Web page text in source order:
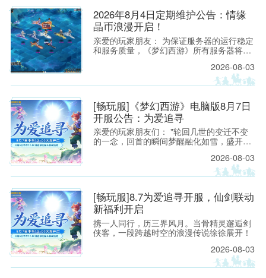
站 - 网
易西游
2026年8月4日定期维护公告：情缘
晶币浪漫开启！
亲爱的玩家朋友： 为保证服务器的运行稳定
和服务质量，《梦幻西游》所有服务器将于
的维护工作。预计维护时间为上午8:00至9:3
0，请各位玩家相互转告，并提前留意游戏
时间，以免造成不必要的损失。
2026-08-03
[畅玩服]《梦幻西游》电脑版8月7日
开服公告：为爱追寻
亲爱的玩家朋友们： "轮回几世的变迁不变
的一念，回首的瞬间梦醒融化如雪，盛开为
每一位曾初入建邺城、流连于长安城烟火中
的少侠，心头都会泛起阵阵涟漪。那一瞬的
悸动，是我们在锦瑟年华中与梦幻相遇的美
响。
2026-08-03
[畅玩服]8.7为爱追寻开服，仙剑联动
新福利开启
携一人同行，历三界风月。当骨精灵邂逅剑
侠客，一段跨越时空的浪漫传说徐徐展开！
2026-08-03